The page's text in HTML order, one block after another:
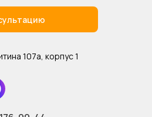
107а, корпус 1